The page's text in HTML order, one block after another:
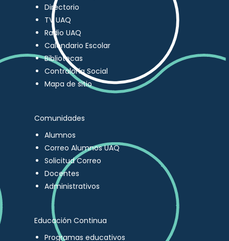
Directorio
TV UAQ
Radio UAQ
Calendario Escolar
Bibliotecas
Contraloría Social
Mapa de sitio
Comunidades
Alumnos
Correo Alumnos UAQ
Solicitud Correo
Docentes
Administrativos
Educación Continua
Programas educativos